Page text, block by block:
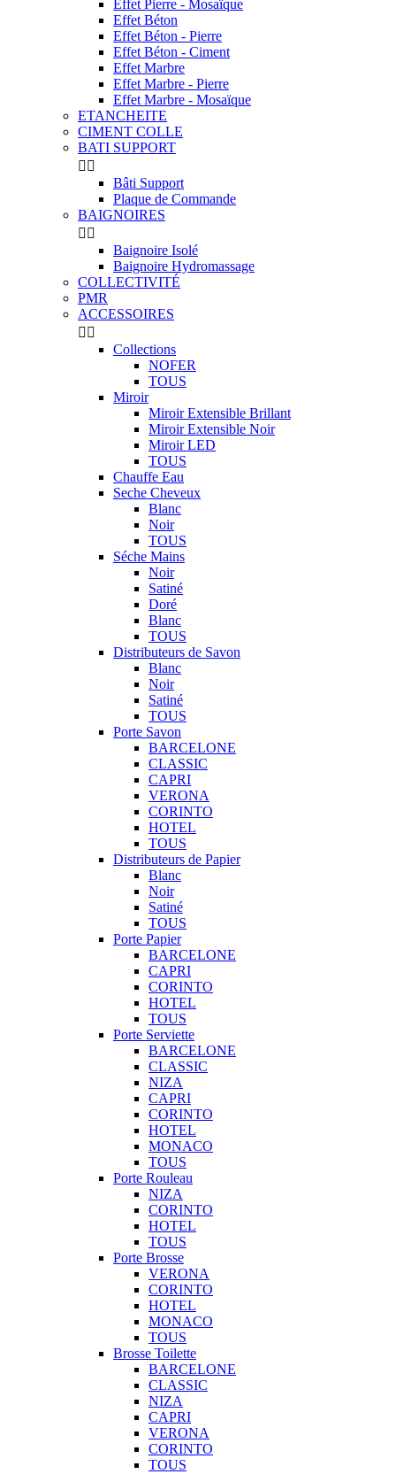
Effet Pierre - Mosaïque
Effet Béton
Effet Béton - Pierre
Effet Béton - Ciment
Effet Marbre
Effet Marbre - Pierre
Effet Marbre - Mosaïque
ETANCHEITE
CIMENT COLLE
BATI SUPPORT
 
Bâti Support
Plaque de Commande
BAIGNOIRES
 
Baignoire Isolé
Baignoire Hydromassage
COLLECTIVITÉ
PMR
ACCESSOIRES
 
Collections
NOFER
TOUS
Miroir
Miroir Extensible Brillant
Miroir Extensible Noir
Miroir LED
TOUS
Chauffe Eau
Seche Cheveux
Blanc
Noir
TOUS
Séche Mains
Noir
Satiné
Doré
Blanc
TOUS
Distributeurs de Savon
Blanc
Noir
Satiné
TOUS
Porte Savon
BARCELONE
CLASSIC
CAPRI
VERONA
CORINTO
HOTEL
TOUS
Distributeurs de Papier
Blanc
Noir
Satiné
TOUS
Porte Papier
BARCELONE
CAPRI
CORINTO
HOTEL
TOUS
Porte Serviette
BARCELONE
CLASSIC
NIZA
CAPRI
CORINTO
HOTEL
MONACO
TOUS
Porte Rouleau
NIZA
CORINTO
HOTEL
TOUS
Porte Brosse
VERONA
CORINTO
HOTEL
MONACO
TOUS
Brosse Toilette
BARCELONE
CLASSIC
NIZA
CAPRI
VERONA
CORINTO
TOUS